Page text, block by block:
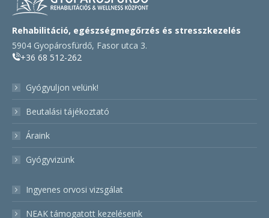
Rehabilitáció, egészségmegőrzés és stresszkezelés
5904 Gyopárosfürdő, Fasor utca 3.
+36 68 512-262
Gyógyuljon velünk!
Beutalási tájékoztató
Áraink
Gyógyvizünk
Ingyenes orvosi vizsgálat
NEAK támogatott kezeléseink